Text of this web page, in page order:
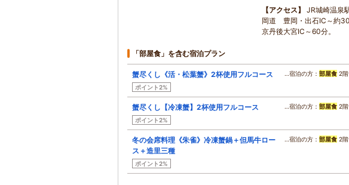
アクセス
JR城崎温泉
岡道 豊岡・出石IC～約
京丹後大宮IC～60分。
「部屋食」を含む宿泊プラン
蟹尽くし《活・松葉蟹》2杯使用フルコース
ポイント2%
…宿泊の方： 部屋食2階
蟹尽くし【冷凍蟹】2杯使用フルコース
ポイント2%
…宿泊の方： 部屋食2階
冬の会席料理《朱雀》冷凍蟹鍋＋但馬牛ロー
ス＋造里三種
ポイント2%
…宿泊の方： 部屋食2階